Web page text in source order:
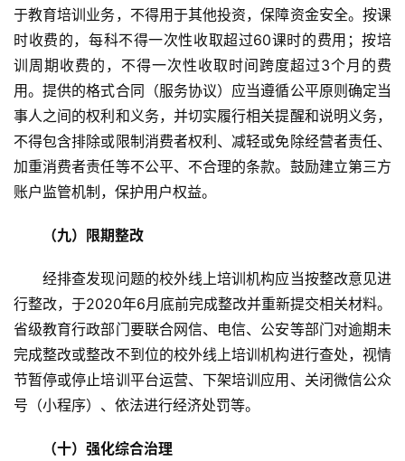
易
寫
錯
用
錯
的
繁
體
字
于教育培训业务，不得用于其他投资，保障资金安全。按课
时收费的，每科不得一次性收取超过60课时的费用；按培
训周期收费的，不得一次性收取时间跨度超过3个月的费
用。提供的格式合同（服务协议）应当遵循公平原则确定当
事人之间的权利和义务，并切实履行相关提醒和说明义务，
不得包含排除或限制消费者权利、减轻或免除经营者责任、
加重消费者责任等不公平、不合理的条款。鼓励建立第三方
账户监管机制，保护用户权益。
（九）限期整改
经排查发现问题的校外线上培训机构应当按整改意见进
行整改，于2020年6月底前完成整改并重新提交相关材料。
省级教育行政部门要联合网信、电信、公安等部门对逾期未
完成整改或整改不到位的校外线上培训机构进行查处，视情
节暂停或停止培训平台运营、下架培训应用、关闭微信公众
号（小程序）、依法进行经济处罚等。
（十）强化综合治理